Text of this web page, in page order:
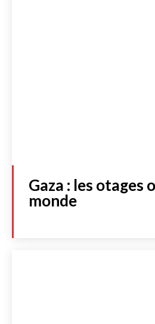
Gaza : les otages
monde